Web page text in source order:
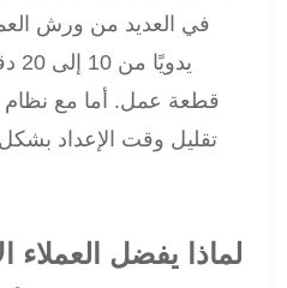
في العديد من ورش
قطعة عمل. أما مع نظام
تقليل وقت الإعداد
لماذا يفضل العملاء